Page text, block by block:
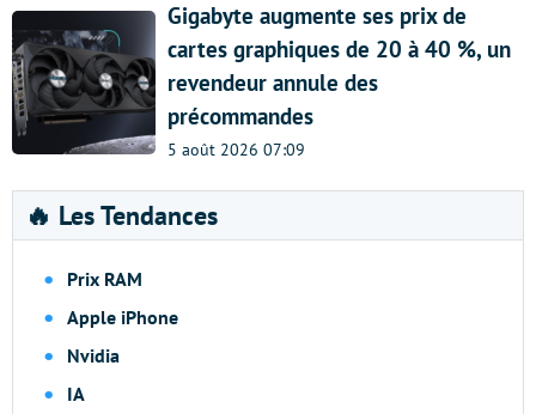
Gigabyte augmente ses prix de
cartes graphiques de 20 à 40 %, un
revendeur annule des
précommandes
5 août 2026 07:09
🔥 Les Tendances
Prix RAM
Apple iPhone
Nvidia
IA